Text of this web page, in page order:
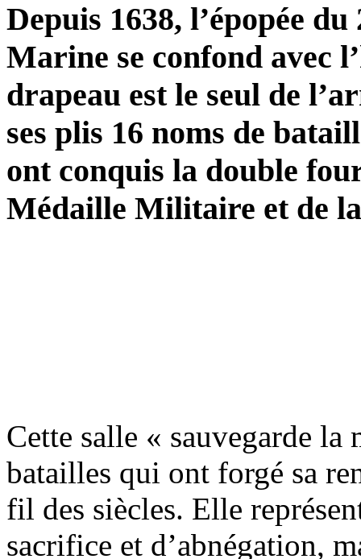
Depuis 1638, l’épopée du
Marine se confond avec
drapeau est le seul de
ses plis 16 noms de
ont conquis la double
Médaille Militaire et de
Cette salle « sauvegarde la
batailles qui ont forgé sa
fil des siècles. Elle
sacrifice et d’abnégation,